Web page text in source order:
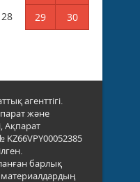
28 29
30
агенттігі.
және
Ақпарат
KZ66VPY00052385
барлық